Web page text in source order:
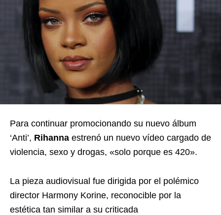
Para continuar promocionando su nuevo álbum
‘Anti’, Rihanna estrenó un nuevo vídeo cargado de
violencia, sexo y drogas, «solo porque es 420».
La pieza audiovisual fue dirigida por el polémico
director Harmony Korine, reconocible por la
estética tan similar a su criticada